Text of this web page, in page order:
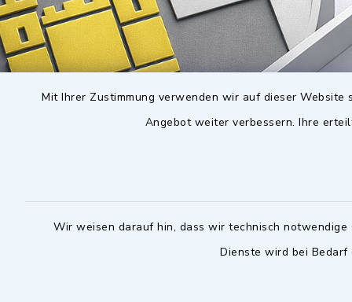
Mit Ihrer Zustimmung verwenden wir auf dieser
Angebot weiter verbessern. Ihre
Wir weisen darauf hin, dass wir technisch
Dienste wird bei